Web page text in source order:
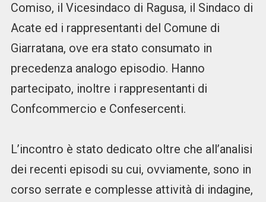
Comiso, il Vicesindaco di Ragusa, il Sindaco di
Acate ed i rappresentanti del Comune di
Giarratana, ove era stato consumato in
precedenza analogo episodio. Hanno
partecipato, inoltre i rappresentanti di
Confcommercio e Confesercenti.
L’incontro è stato dedicato oltre che all’analisi
dei recenti episodi su cui, ovviamente, sono in
corso serrate e complesse attività di indagine,